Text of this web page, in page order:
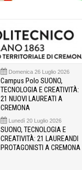
Domenica 26 Luglio 2026
Campus Polo SUONO,
TECNOLOGIA E CREATIVITÀ:
21 NUOVI LAUREATI A
CREMONA
Lunedì 20 Luglio 2026
SUONO, TECNOLOGIA E
CREATIVITÀ: 21 LAUREANDI
PROTAGONISTI A CREMONA